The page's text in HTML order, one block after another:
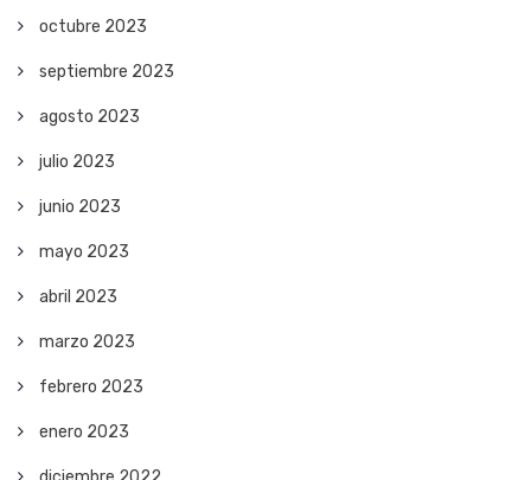
octubre 2023
septiembre 2023
agosto 2023
julio 2023
junio 2023
mayo 2023
abril 2023
marzo 2023
febrero 2023
enero 2023